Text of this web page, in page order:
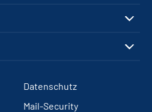
Datenschutz
Mail-Security